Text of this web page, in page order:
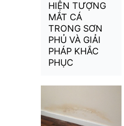
HIỆN TƯỢNG
MẮT CÁ
TRONG SƠN
PHỦ VÀ GIẢI
PHÁP KHẮC
PHỤC